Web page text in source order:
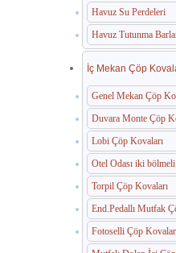
Havuz Su Perdeleri
Havuz Tutunma
İç Mekan Çöp
Genel Mekan Çöp
Duvara Monte Çöp
Lobi Çöp Kovaları
Otel Odası iki bölmeli
Torpil Çöp Kovaları
End.Pedallı Mutfak
Fotoselli Çöp